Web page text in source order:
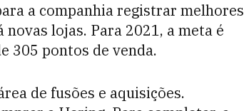
a companhia registrar melhores
lojas. Para 2021, a meta é
305 pontos de venda.
de fusões e aquisições.